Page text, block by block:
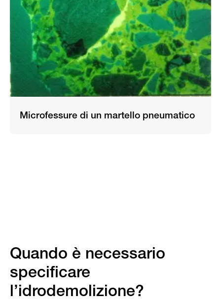
Microfessure di un martello pneumatico
Quando è necessario
specificare
l’idrodemolizione?